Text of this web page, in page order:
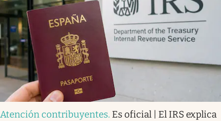
Atención contribuyentes. Es oficial | El IRS explica